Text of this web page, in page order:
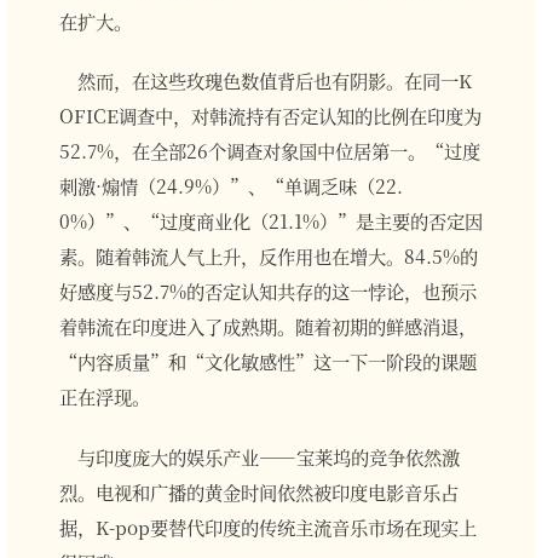
在扩大。
然而，在这些玫瑰色数值背后也有阴影。在同一K
OFICE调查中，对韩流持有否定认知的比例在印度为
52.7%，在全部26个调查对象国中位居第一。“过度
刺激·煽情（24.9%）”、“单调乏味（22.
0%）”、“过度商业化（21.1%）”是主要的否定因
素。随着韩流人气上升，反作用也在增大。84.5%的
好感度与52.7%的否定认知共存的这一悖论，也预示
着韩流在印度进入了成熟期。随着初期的鲜感消退，
“内容质量”和“文化敏感性”这一下一阶段的课题
正在浮现。
与印度庞大的娱乐产业——宝莱坞的竞争依然激
烈。电视和广播的黄金时间依然被印度电影音乐占
据，K-pop要替代印度的传统主流音乐市场在现实上